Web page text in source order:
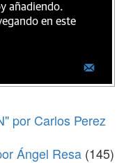
añadiendo.
en este
por Carlos Perez
Ángel Resa (145)